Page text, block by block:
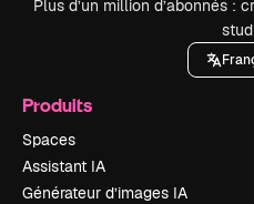
Plus d’un million d’abonnés :
Produits
Spaces
Assistant IA
Générateur d’images IA